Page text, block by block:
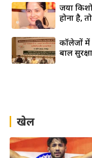
जया
होना है,
कॉलेजों में
बाल
खेल